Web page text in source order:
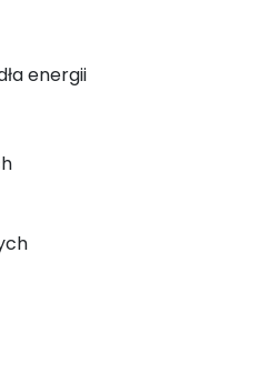
energii